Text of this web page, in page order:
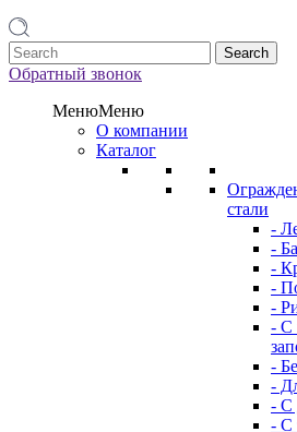
1
Обратный звонок
МенюМеню
О компании
Каталог
стали
-
-
-
-
-
- С
-
-
- С
- С